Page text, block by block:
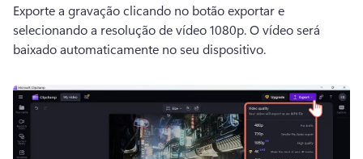
Exporte a gravação clicando no botão exportar e
selecionando a resolução de vídeo 1080p. O vídeo será
baixado automaticamente no seu dispositivo.